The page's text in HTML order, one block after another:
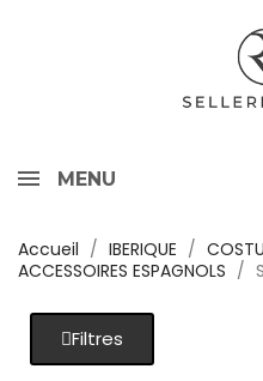
MENU
Accueil IBERIQUE
ACCESSOIRES ESPAGNOLS
Filtres